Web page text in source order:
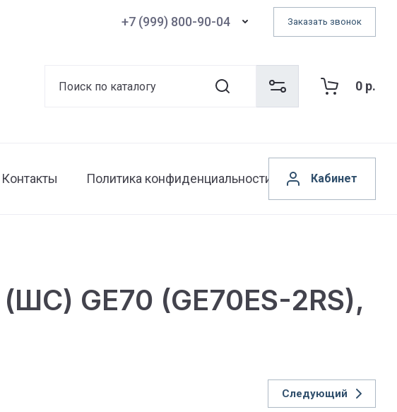
+7 (999) 800-90-04 Заказать звонок
0 р.
Контакты Политика конфиденциальности Кабинет
GE70 (GE70ES-2RS),
Следующий